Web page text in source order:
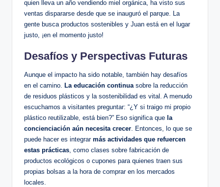
quien lleva un año vendiendo miel orgánica, ha visto sus
ventas dispararse desde que se inauguró el parque. La
gente busca productos sostenibles y Juan está en el lugar
justo, ¡en el momento justo!
Desafíos y Perspectivas Futuras
Aunque el impacto ha sido notable, también hay desafíos
en el camino. La educación continuasobre la reducción
de residuos plásticos y la sostenibilidad es vital. A menudo
escuchamos a visitantes preguntar: “¿Y si traigo mi propio
plástico reutilizable, está bien?” Eso significa que la
concienciación aún necesita crecer. Entonces, lo que se
puede hacer es integrar más actividades que refuercen
estas prácticas, como clases sobre fabricación de
productos ecológicos o cupones para quienes traen sus
propias bolsas a la hora de comprar en los mercados
locales.